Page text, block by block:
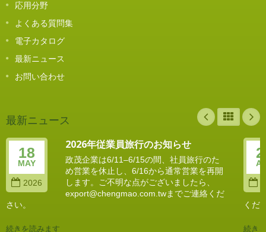
応用分野
よくある質問集
電子カタログ
最新ニュース
お問い合わせ
最新ニュース
18
MAY
2026
2026年従業員旅行のお知らせ
政茂企業は6/11–6/15の間、社員旅行のた
め営業を休止し、6/16から通常営業を再開
します。ご不明な点がございましたら、
export@chengmao.com.twまでご連絡くだ
さい。
続きを読みます
くだ
続き